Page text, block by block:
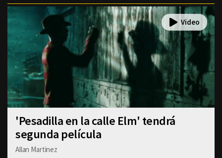
'Pesadilla en la calle Elm' tendrá
segunda película
Allan Martinez